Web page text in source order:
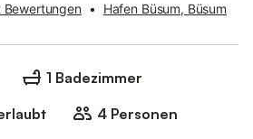
Bewertungen • Hafen Büsum, Büsum
1 Badezimmer
4 Personen